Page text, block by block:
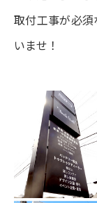
取付工事が必
いませ！